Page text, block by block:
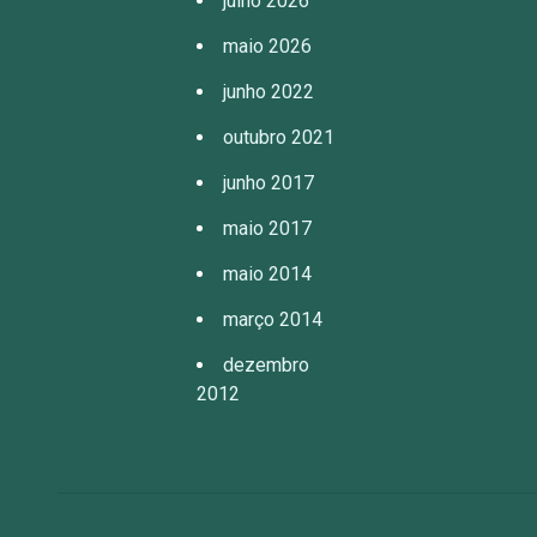
maio 2026
junho 2022
outubro 2021
junho 2017
maio 2017
maio 2014
março 2014
dezembro
2012